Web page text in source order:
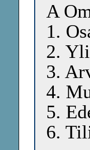
A
1.
2.
3.
4.
5.
6.